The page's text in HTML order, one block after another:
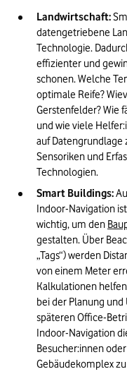
Landwirtschaft:
datengetriebene
Technologie.
effizienter und
schonen. Welche
optimale Reife?
Gerstenfelder? Wie
und wie viele
auf Datengrundlage
Sensoriken und
Technologien.
Smart Buildings:
Indoor-Navigation
wichtig, um den
gestalten. Über
„Tags“) werden
von einem Meter
Kalkulationen
bei der Planung
späteren Office-
Indoor-Navigation
Besucher:innen
Gebäudekomplex